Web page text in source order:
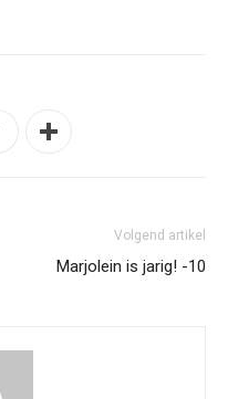
Volgend artikel
Marjolein is jarig! -10